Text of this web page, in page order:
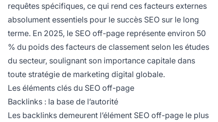
requêtes spécifiques, ce qui rend ces facteurs externes
absolument essentiels pour le succès SEO sur le long
terme. En 2025, le SEO off-page représente environ 50
% du poids des facteurs de classement selon les études
du secteur, soulignant son importance capitale dans
toute stratégie de marketing digital globale.
Les éléments clés du SEO off-page
Backlinks : la base de l’autorité
Les backlinks demeurent l’élément SEO off-page le plus